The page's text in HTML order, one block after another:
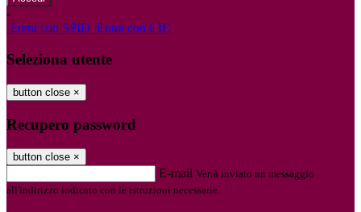
-
Entra con SPID Entra con CIE
Seleziona utente
button close ×
Recupero password
button close ×
E-mail Verrà inviato un messaggio
all'indirizzo indicato con le istruzioni necessarie.